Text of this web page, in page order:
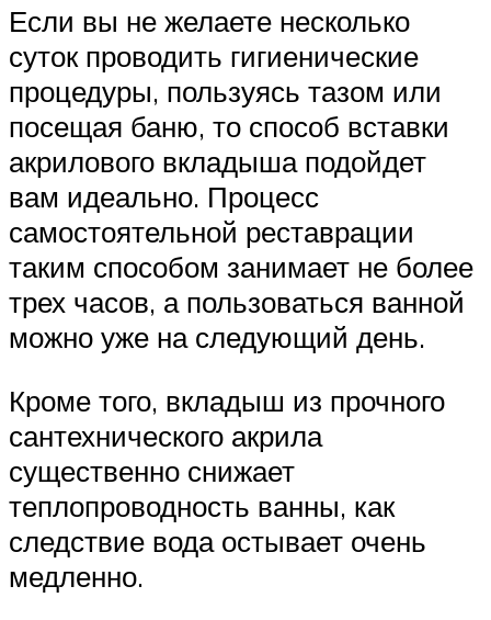
Если вы не желаете несколько
суток проводить гигиенические
процедуры, пользуясь тазом или
посещая баню, то способ вставки
акрилового вкладыша подойдет
вам идеально. Процесс
самостоятельной реставрации
таким способом занимает не более
трех часов, а пользоваться ванной
можно уже на следующий день.
Кроме того, вкладыш из прочного
сантехнического акрила
существенно снижает
теплопроводность ванны, как
следствие вода остывает очень
медленно.